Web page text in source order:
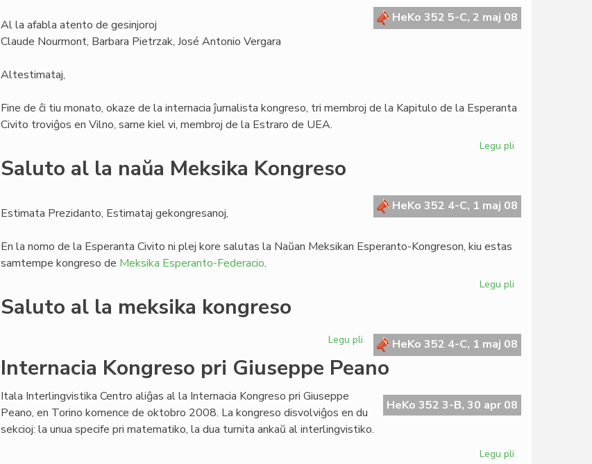
ne
estus
HeKo 352 5-C, 2 maj 08
Al la afabla atento de gesinjoroj
Claude Nourmont, Barbara Pietrzak, José Antonio Vergara
Altestimataj,
Fine de ĉi tiu monato, okaze de la internacia ĵurnalista kongreso, tri membroj de la Kapitulo de la Esperanta
Civito troviĝos en Vilno, same kiel vi, membroj de la Estraro de UEA.
Legu pli
la
Estraron
Saluto al la naŭa Meksika Kongreso
HeKo 352 4-C, 1 maj 08
Estimata Prezidanto, Estimataj gekongresanoj,
En la nomo de la Esperanta Civito ni plej kore salutas la Naŭan Meksikan Esperanto-Kongreson, kiu estas
samtempe kongreso de Meksika Esperanto-Federacio.
Legu pli
naŭa
Meksika
Saluto al la meksika kongreso
HeKo 352 4-C, 1 maj 08
Legu pli
Saluto
al
meksika
kongreso
Internacia Kongreso pri Giuseppe Peano
HeKo 352 3-B, 30 apr 08
Itala Interlingvistika Centro aliĝas al la Internacia Kongreso pri Giuseppe
Peano, en Torino komence de oktobro 2008. La kongreso disvolviĝos en du
sekcioj: la unua specife pri matematiko, la dua turnita ankaŭ al interlingvistiko.
Legu pli